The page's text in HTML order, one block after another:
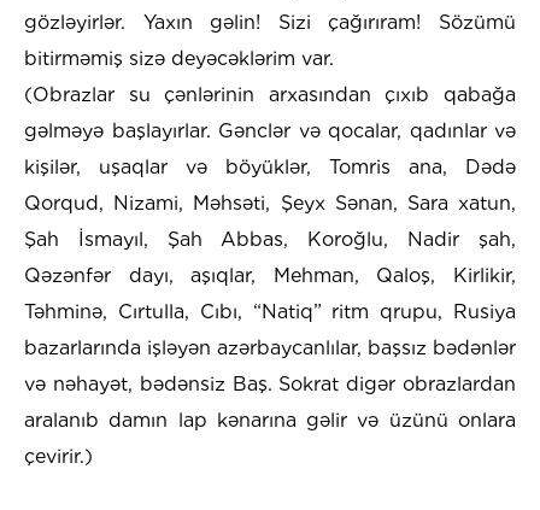
gözləyirlər. Yaxın gəlin! Sizi çağırıram! Sözümü
bitirməmiş sizə deyəcəklərim var.
(Obrazlar su çənlərinin arxasından çıxıb qabağa
gəlməyə başlayırlar. Gənclər və qocalar, qadınlar və
kişilər, uşaqlar və böyüklər, Tomris ana, Dədə
Qorqud, Nizami, Məhsəti, Şeyx Sənan, Sara xatun,
Şah İsmayıl, Şah Abbas, Koroğlu, Nadir şah,
Qəzənfər dayı, aşıqlar, Mehman, Qaloş, Kirlikir,
Təhminə, Cırtulla, Cıbı, “Natiq” ritm qrupu, Rusiya
bazarlarında işləyən azərbaycanlılar, başsız bədənlər
və nəhayət, bədənsiz Baş. Sokrat digər obrazlardan
aralanıb damın lap kənarına gəlir və üzünü onlara
çevirir.)